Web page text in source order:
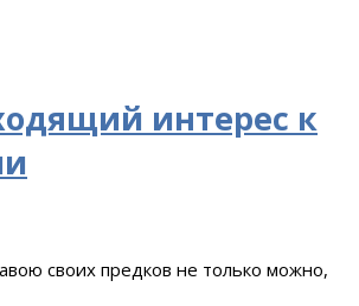
интерес к
своих предков не только можно,